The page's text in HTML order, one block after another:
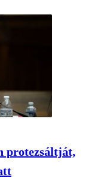
protezsáltját,